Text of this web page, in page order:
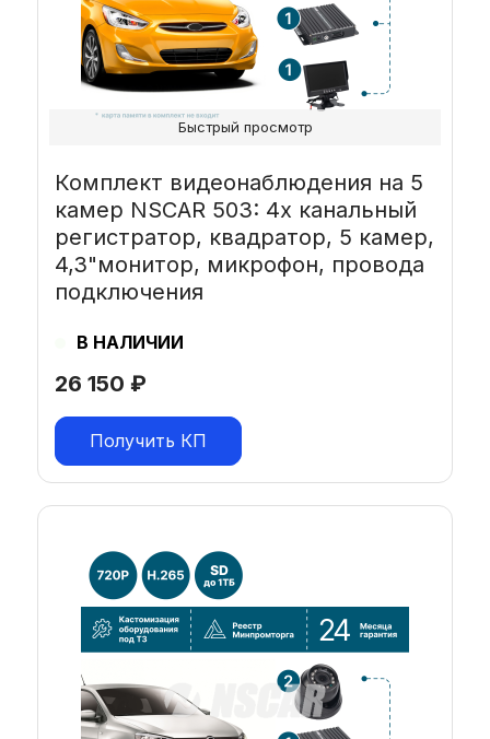
26 150 ₽
Комплект видеонаблюдения на 5
камер NSCAR 503: 4х канальный
регистратор, квадратор, 5 камер,
4,3"монитор, микрофон, провода
подключения
В НАЛИЧИИ
Получить КП
Быстрый просмотр